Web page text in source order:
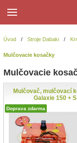
Úvod / Stroje Dabaki /
Mulčovacie kosačky
Mulčovacie
Mulčovač, mulčovací
Galaxie 150 + S
Doprava zdarma